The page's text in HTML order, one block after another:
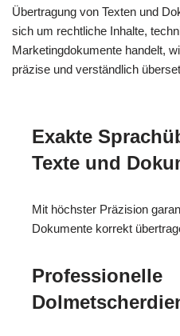
Übertragung von Texten und
sich um rechtliche Inhalte,
Marketingdokumente handelt,
präzise und verständlich
Exakte
Texte und
Mit höchster Präzision
Dokumente korrekt
Professionelle